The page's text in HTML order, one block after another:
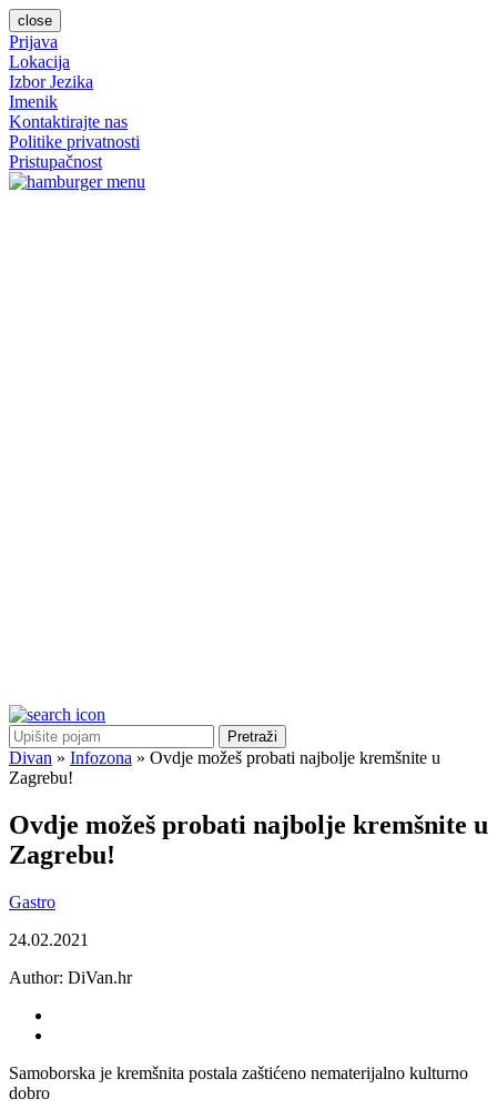
close
Prijava
Lokacija
Izbor Jezika
Imenik
Kontaktirajte nas
Politike privatnosti
Pristupačnost
Pretraži
Divan » Infozona » Ovdje možeš probati najbolje kremšnite u
Zagrebu!
Ovdje možeš probati najbolje kremšnite u
Zagrebu!
Gastro
24.02.2021
Author: DiVan.hr
Samoborska je kremšnita postala zaštićeno nematerijalno kulturno
dobro